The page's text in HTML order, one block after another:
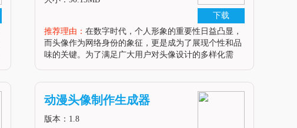
下载
推荐理由： 在数字时代，个人形象的重要性日益凸显，
而头像作为网络身份的象征，更是成为了展现个性和品
味的关键。为了满足广大用户对头像设计的多样化需
动漫头像制作生成器
版本：1.8